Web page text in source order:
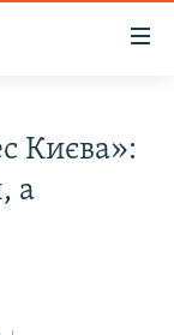
Києва»:
а